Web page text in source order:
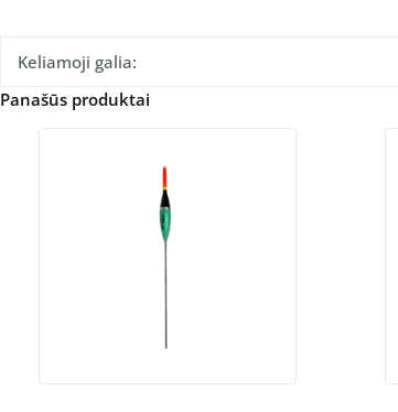
Keliamoji galia:
Panašūs produktai